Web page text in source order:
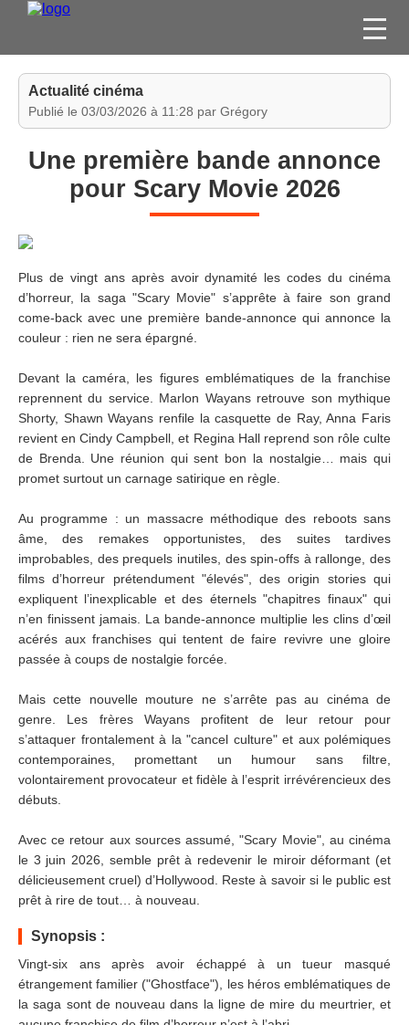
FILMS
JEUX VIDÉO
CONCOURS
ESPACE
MEMBRE
Actualité cinéma
Publié le 03/03/2026 à 11:28 par Grégory
Une première bande annonce
pour Scary Movie 2026
Plus de vingt ans après avoir dynamité les codes du cinéma
d’horreur, la saga "Scary Movie" s’apprête à faire son grand
come-back avec une première bande-annonce qui annonce la
couleur : rien ne sera épargné.
Devant la caméra, les figures emblématiques de la franchise
reprennent du service. Marlon Wayans retrouve son mythique
Shorty, Shawn Wayans renfile la casquette de Ray, Anna Faris
revient en Cindy Campbell, et Regina Hall reprend son rôle culte
de Brenda. Une réunion qui sent bon la nostalgie… mais qui
promet surtout un carnage satirique en règle.
Au programme : un massacre méthodique des reboots sans
âme, des remakes opportunistes, des suites tardives
improbables, des prequels inutiles, des spin-offs à rallonge, des
films d’horreur prétendument "élevés", des origin stories qui
expliquent l’inexplicable et des éternels "chapitres finaux" qui
n’en finissent jamais. La bande-annonce multiplie les clins d’œil
acérés aux franchises qui tentent de faire revivre une gloire
passée à coups de nostalgie forcée.
Mais cette nouvelle mouture ne s’arrête pas au cinéma de
genre. Les frères Wayans profitent de leur retour pour
s’attaquer frontalement à la "cancel culture" et aux polémiques
contemporaines, promettant un humour sans filtre,
volontairement provocateur et fidèle à l’esprit irrévérencieux des
débuts.
Avec ce retour aux sources assumé, "Scary Movie", au cinéma
le 3 juin 2026, semble prêt à redevenir le miroir déformant (et
délicieusement cruel) d’Hollywood. Reste à savoir si le public est
prêt à rire de tout… à nouveau.
Synopsis :
Vingt-six ans après avoir échappé à un tueur masqué
étrangement familier ("Ghostface"), les héros emblématiques de
la saga sont de nouveau dans la ligne de mire du meurtrier, et